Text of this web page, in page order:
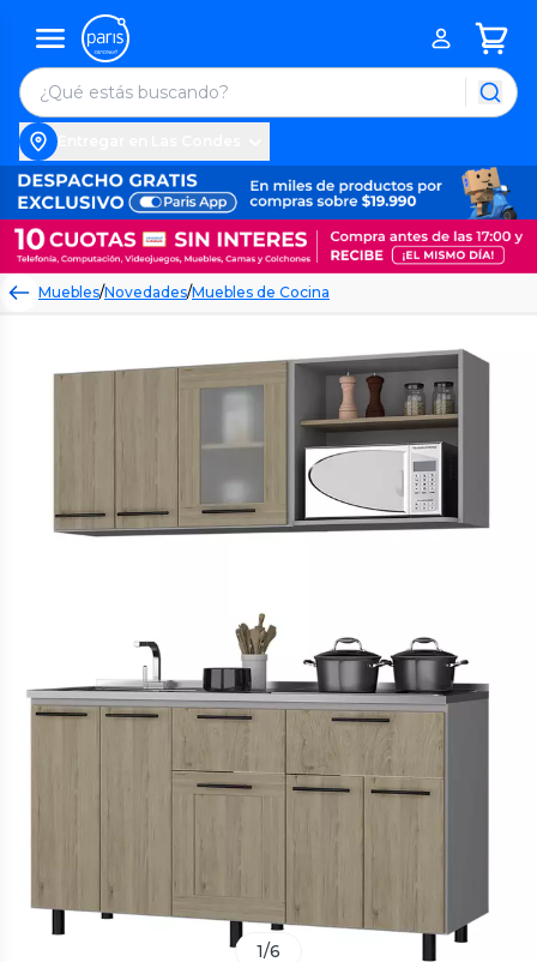
Muebles/Novedades/Muebles de Cocina
1/6